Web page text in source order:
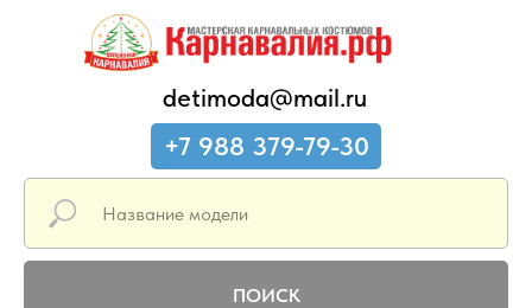
detimoda@mail.ru
+7 988 379-79-30
ПОИСК